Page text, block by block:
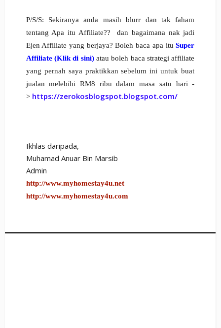
P/S/S: Sekiranya anda masih blurr dan tak faham
tentang Apa itu Affiliate?? dan bagaimana nak jadi
Ejen Affiliate yang berjaya? Boleh baca apa ituSuper
Affiliate (Klik di sini) atau boleh baca strategi affiliate
yang pernah saya praktikkan sebelum ini untuk buat
jualan melebihi RM8 ribu dalam masa satu hari -
> https://zerokosblogspot.blogspot.com/
Ikhlas daripada,
Muhamad Anuar Bin Marsib
Admin
http://www.myhomestay4u.net
http://www.myhomestay4u.com